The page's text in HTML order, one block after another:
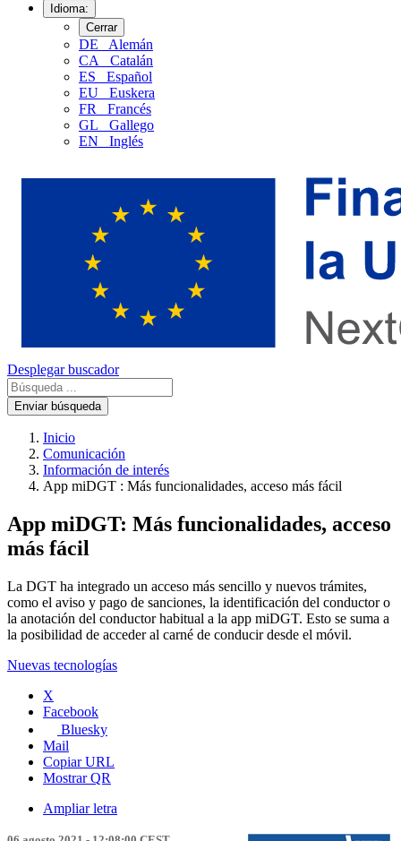
Idioma:
Cerrar
DE
Alemán
CA
Catalán
ES
Español
EU
Euskera
FR
Francés
GL
Gallego
EN
Inglés
Desplegar buscador
Enviar búsqueda
Inicio
Comunicación
Información de interés
App miDGT : Más funcionalidades, acceso más fácil
App miDGT: Más funcionalidades, acceso
más fácil
La DGT ha integrado un acceso más sencillo y nuevos trámites,
como el aviso y pago de sanciones, la identificación del conductor o
la anotación del conductor habitual a la app miDGT. Esto se suma a
la posibilidad de acceder al carné de conducir desde el móvil.
Nuevas tecnologías
X
Facebook
Bluesky
Mail
Copiar URL
Mostrar QR
Ampliar letra